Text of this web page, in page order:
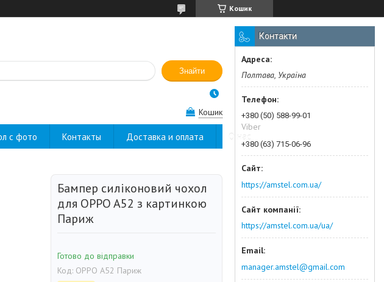
Кошик
Знайти
Кошик
с фото Контакты Доставка и оплата О нас
Бампер силіконовий чохол
для OPPO A52 з картинкою
Париж
Готово до відправки
Код: OPPO A52 Париж
Контакти
Полтава, Україна
+380 (50) 588-99-01
Viber
+380 (63) 715-06-96
https://amstel.com.ua/
https://amstel.com.ua/ua/
manager.amstel@gmail.com